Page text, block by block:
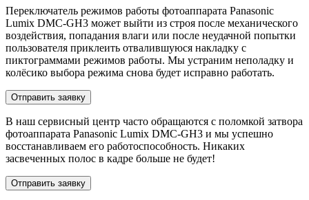
Переключатель режимов работы фотоаппарата Panasonic
Lumix DMC-GH3 может выйти из строя после механического
воздействия, попадания влаги или после неудачной попытки
пользователя приклеить отвалившуюся накладку с
пиктограммами режимов работы. Мы устраним неполадку и
колёсико выбора режима снова будет исправно работать.
Отправить заявку
В наш сервисный центр часто обращаются с поломкой затвора
фотоаппарата Panasonic Lumix DMC-GH3 и мы успешно
восстанавливаем его работоспособность. Никаких
засвеченных полос в кадре больше не будет!
Отправить заявку